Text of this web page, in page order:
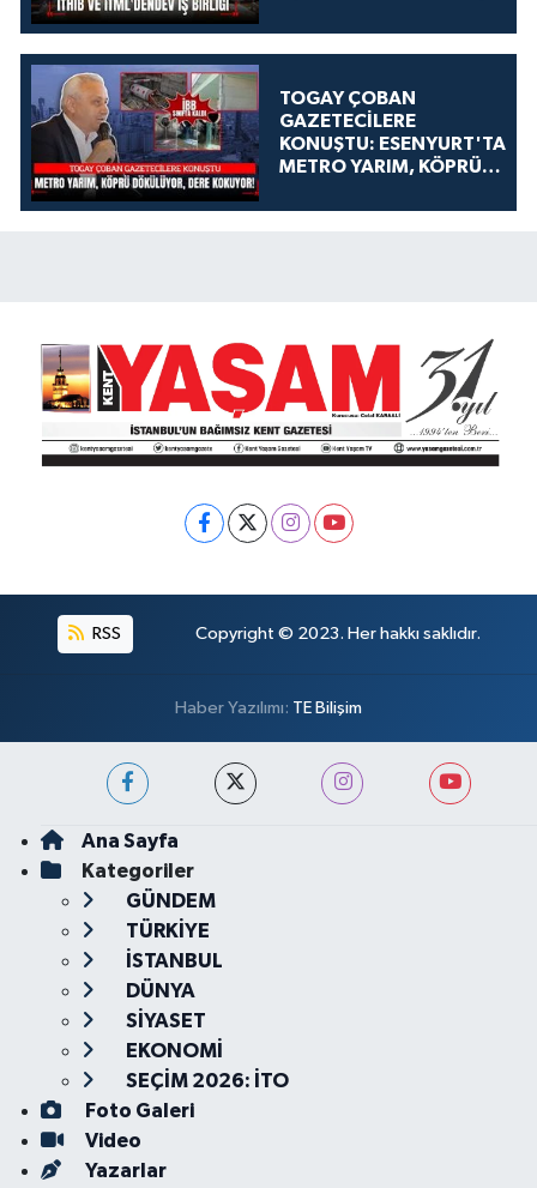
TOGAY ÇOBAN
GAZETECİLERE
KONUŞTU: ESENYURT'TA
METRO YARIM, KÖPRÜ
KOKUYOR!
RSS Copyright © 2023. Her hakkı saklıdır.
Haber Yazılımı: TE Bilişim
Ana Sayfa
Kategoriler
GÜNDEM
TÜRKİYE
İSTANBUL
DÜNYA
SİYASET
EKONOMİ
SEÇİM 2026: İTO
Foto Galeri
Video
Yazarlar